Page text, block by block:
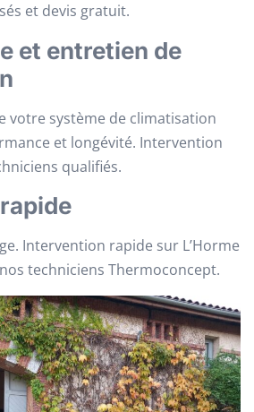
et devis gratuit.
et entretien de
votre système de climatisation
et longévité. Intervention
qualifiés.
Intervention rapide sur L’Horme
techniciens Thermoconcept.